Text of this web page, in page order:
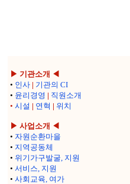
▶ 기관소개 ◀
• 인사 | 기관의 CI
• 윤리경영 | 직원소개
• 시설 | 연혁 | 위치
▶ 사업소개 ◀
• 자원순환마을
• 지역공동체
• 위기가구발굴, 지원
• 서비스, 지원
• 사회교육, 여가